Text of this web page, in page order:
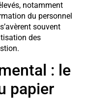
notamment
du personnel
souvent
des
: le
papier